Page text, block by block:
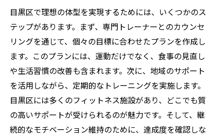
チ
トレーナーと共に歩む健康的な道のり
目黒区でのトレーナー選びのポイント
目黒区でのダイエット体験が心身に及ぼすポジ
ティブな影響
ダイエットがもたらすメンタルの変化
目黒区でのダイエットとストレス軽減
心身のバランスを整える方法
目黒区で理想の体型を実現するためには、いくつかのス
テップがあります。まず、専門トレーナーとのカウンセ
リングを通じて、個々の目標に合わせたプランを作成し
ます。このプランには、運動だけでなく、食事の見直し
や生活習慣の改善も含まれます。次に、地域のサポート
を活用しながら、定期的なトレーニングを実施します。
目黒区には多くのフィットネス施設があり、どこでも質
の高いサポートが受けられるのが魅力です。そして、継
続的なモチベーション維持のために、達成度を確認しな